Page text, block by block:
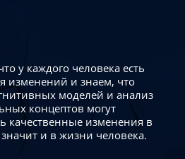
у каждого человека есть
изменений и знаем, что
моделей и анализ
концептов могут
качественные изменения в
и в жизни человека.